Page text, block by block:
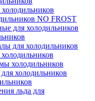
NO FROST
для холодильников
для холодильников
холодильников
холодильников
льда для